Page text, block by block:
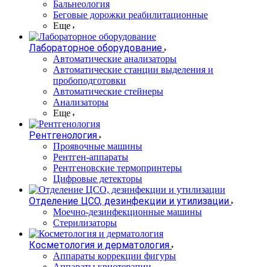
Бальнеология
Беговые дорожки реабилитационные
Еще
Лабораторное оборудование
Автоматические анализаторы
Автоматические станции выделения и
пробоподготовки
Автоматические стейнеры
Анализаторы
Еще
Рентгенология
Проявочные машины
Рентген-аппараты
Рентгеновские термопринтеры
Цифровые детекторы
Отделение ЦСО, дезинфекции и утилизации
Моечно-дезинфекционные машины
Стерилизаторы
Косметология и дерматология
Аппараты коррекции фигуры